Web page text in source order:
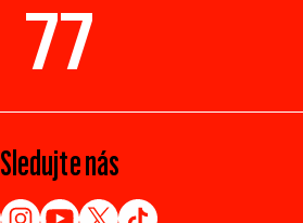
77
Sledujte nás